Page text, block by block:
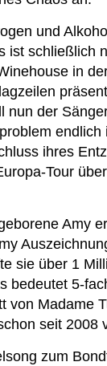
und
ist schließlich
in
nun der
endlich
ihres
Tour
Amy
sie über 1
bedeutet 5-
von Madame
seit 2008
zum